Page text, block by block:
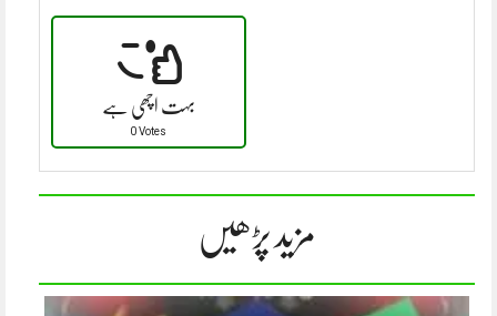
بہت اچھی ہے
0 Votes
مزید پڑھیں